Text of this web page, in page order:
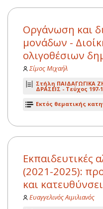
Οργάνωση και
μονάδων -
ολιγοθέσιων
Σίμος Μιχαήλ
Στήλη ΠΑΙΔΑΓΩΓΙΚΑ
ΔΡΑΣΕΙΣ - Τεύχος 197-
Εκτός θεματικής
Εκπαιδευτικές
(2021-2025):
και
Ευαγγελινός Αιμιλιανός